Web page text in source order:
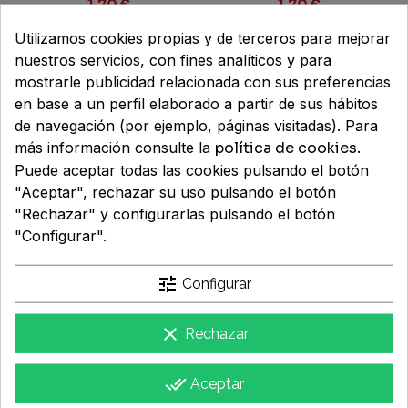
1,70 € 1,70 €
NUTRIBEN POTITOS
ENVASE 235 g
G
Utilizamos cookies propias y de terceros para mejorar
nuestros servicios, con fines analíticos y para
mostrarle publicidad relacionada con sus preferencias
en base a un perfil elaborado a partir de sus hábitos
de navegación (por ejemplo, páginas visitadas). Para
más información consulte la política de cookies.
Puede aceptar todas las cookies pulsando el botón
"Aceptar", rechazar su uso pulsando el botón
"Rechazar" y configurarlas pulsando el botón
"Configurar".
tune Configurar
clear Rechazar
done_all Aceptar